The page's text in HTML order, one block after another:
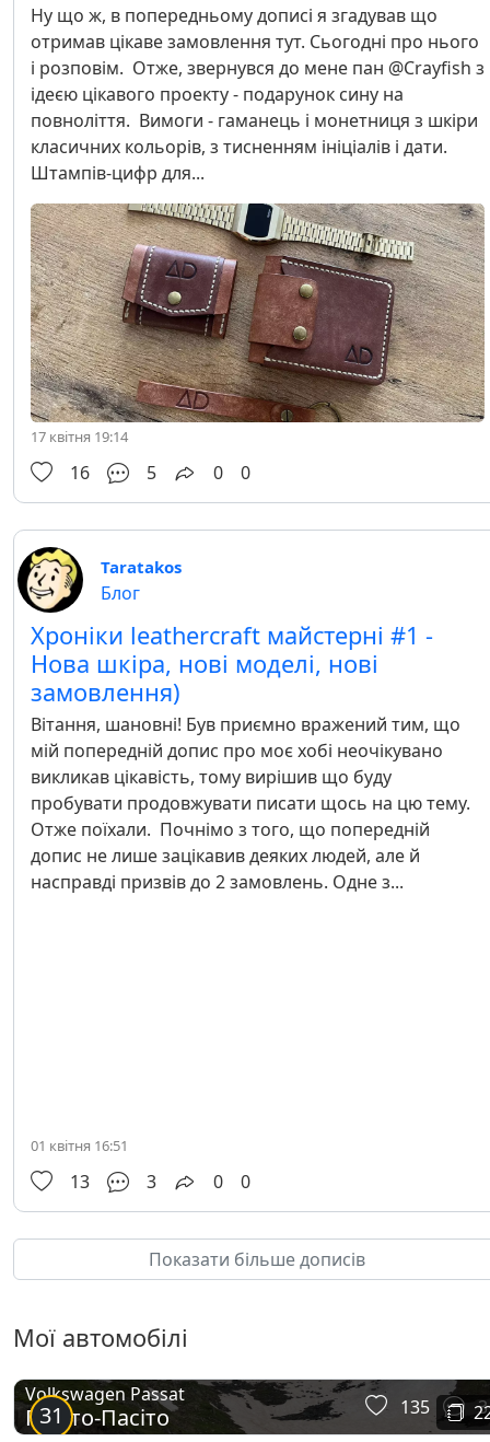
Ну що ж, в попередньому дописі я згадував що
отримав цікаве замовлення тут. Сьогодні про нього
і розповім. Отже, звернувся до мене пан @Crayfish з
ідеєю цікавого проекту - подарунок сину на
повноліття. Вимоги - гаманець і монетниця з шкіри
класичних кольорів, з тисненням ініціалів і дати.
Штампів-цифр для...
17 квітня 19:14
16 5 0 0
Taratakos
Блог
Хроніки leathercraft майстерні #1 -
Нова шкіра, нові моделі, нові
замовлення)
Вітання, шановні! Був приємно вражений тим, що
мій попередній допис про моє хобі неочікувано
викликав цікавість, тому вирішив що буду
пробувати продовжувати писати щось на цю тему.
Отже поїхали. Почнімо з того, що попередній
допис не лише зацікавив деяких людей, але й
насправді призвів до 2 замовлень. Одне з...
01 квітня 16:51
13 3 0 0
Показати більше дописів
Мої автомобілі
31
Volkswagen Passat
Пасіто-Пасіто 135 3